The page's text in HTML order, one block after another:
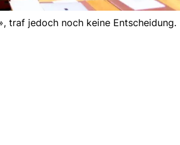
jedoch noch keine Entscheidung.